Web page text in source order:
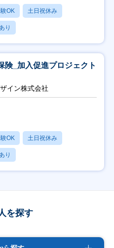
OK 土日祝休み
り
険_加入促進プロジェクト
イン株式会社
OK 土日祝休み
り
を探す